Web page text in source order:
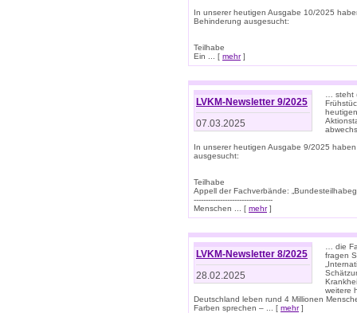
In unserer heutigen Ausgabe 10/2025
Behinderung ausgesucht:
Teilhabe
Ein ... [ mehr]
LVKM-Newsletter 9/2025
07.03.2025
… steht
In unserer heutigen Ausgabe 9/2025
ausgesucht:
Teilhabe
Appell der Fachverbände:
---------------------------------
Menschen ... [ mehr]
LVKM-Newsletter 8/2025
28.02.2025
… die
fragen
weitere
Deutschland leben rund 4 Millionen
Farben sprechen – ... [ mehr]